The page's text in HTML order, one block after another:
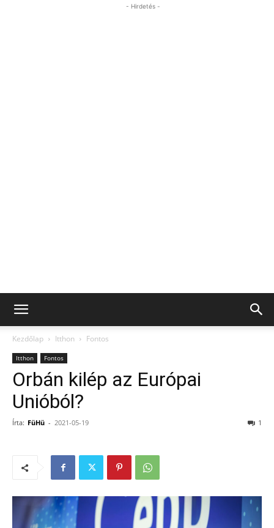
- Hirdetés -
Kezdőlap Itthon Fontos
Itthon Fontos
Orbán kilép az Európai
Unióból?
Írta: FüHü - 2021-05-19 1